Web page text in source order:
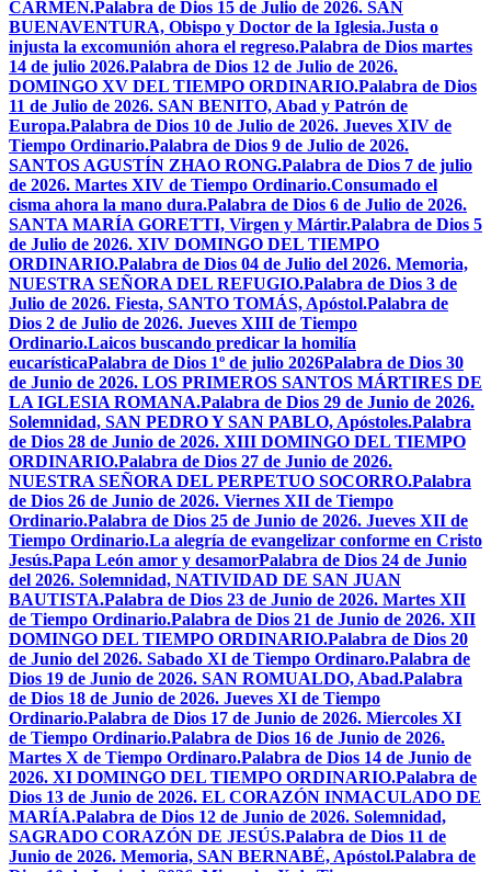
CARMEN.Palabra de Dios 15 de Julio de 2026. SAN
BUENAVENTURA, Obispo y Doctor de la Iglesia.Justa o
injusta la excomunión ahora el regreso.Palabra de Dios martes
14 de julio 2026.Palabra de Dios 12 de Julio de 2026.
DOMINGO XV DEL TIEMPO ORDINARIO.Palabra de Dios
11 de Julio de 2026. SAN BENITO, Abad y Patrón de
Europa.Palabra de Dios 10 de Julio de 2026. Jueves XIV de
Tiempo Ordinario.Palabra de Dios 9 de Julio de 2026.
SANTOS AGUSTÍN ZHAO RONG.Palabra de Dios 7 de julio
de 2026. Martes XIV de Tiempo Ordinario.Consumado el
cisma ahora la mano dura.Palabra de Dios 6 de Julio de 2026.
SANTA MARÍA GORETTI, Virgen y Mártir.Palabra de Dios 5
de Julio de 2026. XIV DOMINGO DEL TIEMPO
ORDINARIO.Palabra de Dios 04 de Julio del 2026. Memoria,
NUESTRA SEÑORA DEL REFUGIO.Palabra de Dios 3 de
Julio de 2026. Fiesta, SANTO TOMÁS, Apóstol.Palabra de
Dios 2 de Julio de 2026. Jueves XIII de Tiempo
Ordinario.Laicos buscando predicar la homilía
eucarísticaPalabra de Dios 1º de julio 2026Palabra de Dios 30
de Junio de 2026. LOS PRIMEROS SANTOS MÁRTIRES DE
LA IGLESIA ROMANA.Palabra de Dios 29 de Junio de 2026.
Solemnidad, SAN PEDRO Y SAN PABLO, Apóstoles.Palabra
de Dios 28 de Junio de 2026. XIII DOMINGO DEL TIEMPO
ORDINARIO.Palabra de Dios 27 de Junio de 2026.
NUESTRA SEÑORA DEL PERPETUO SOCORRO.Palabra
de Dios 26 de Junio de 2026. Viernes XII de Tiempo
Ordinario.Palabra de Dios 25 de Junio de 2026. Jueves XII de
Tiempo Ordinario.La alegría de evangelizar conforme en Cristo
Jesús.Papa León amor y desamorPalabra de Dios 24 de Junio
del 2026. Solemnidad, NATIVIDAD DE SAN JUAN
BAUTISTA.Palabra de Dios 23 de Junio de 2026. Martes XII
de Tiempo Ordinario.Palabra de Dios 21 de Junio de 2026. XII
DOMINGO DEL TIEMPO ORDINARIO.Palabra de Dios 20
de Junio del 2026. Sabado XI de Tiempo Ordinaro.Palabra de
Dios 19 de Junio de 2026. SAN ROMUALDO, Abad.Palabra
de Dios 18 de Junio de 2026. Jueves XI de Tiempo
Ordinario.Palabra de Dios 17 de Junio de 2026. Miercoles XI
de Tiempo Ordinario.Palabra de Dios 16 de Junio de 2026.
Martes X de Tiempo Ordinaro.Palabra de Dios 14 de Junio de
2026. XI DOMINGO DEL TIEMPO ORDINARIO.Palabra de
Dios 13 de Junio de 2026. EL CORAZÓN INMACULADO DE
MARÍA.Palabra de Dios 12 de Junio de 2026. Solemnidad,
SAGRADO CORAZÓN DE JESÚS.Palabra de Dios 11 de
Junio de 2026. Memoria, SAN BERNABÉ, Apóstol.Palabra de